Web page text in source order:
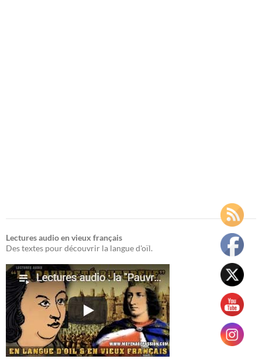
Lectures audio en vieux français
Des textes pour découvrir la langue d'oïl.